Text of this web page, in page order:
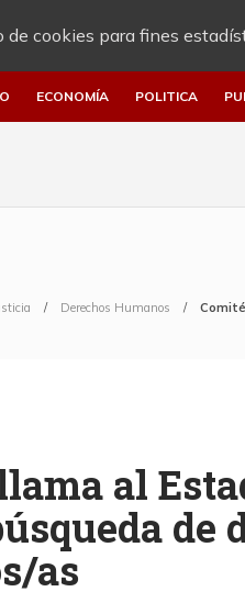
cookies para fines
ECONOMÍA POLITICA
Derechos Humanos
al
de
as